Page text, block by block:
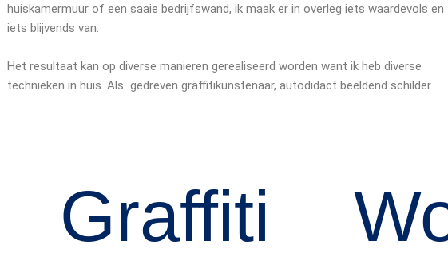
huiskamermuur of een saaie bedrijfswand, ik maak er in overleg iets waardevols en
iets blijvends van.
Het resultaat kan op diverse manieren gerealiseerd worden want ik heb diverse
technieken in huis. Als gedreven graffitikunstenaar, autodidact beeldend schilder
Graffiti